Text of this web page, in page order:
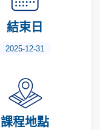
結束日
2025-12-31
課程地點